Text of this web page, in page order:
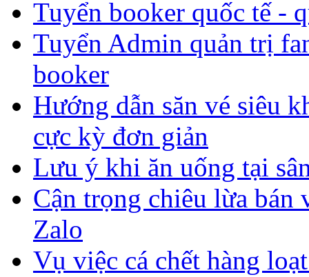
Tuyển booker quốc tế -
Tuyển Admin quản trị
booker
Hướng dẫn săn vé siêu
cực kỳ đơn giản
Lưu ý khi ăn uống tại
Cận trọng chiêu lừa bán
Zalo
Vụ việc cá chết hàng